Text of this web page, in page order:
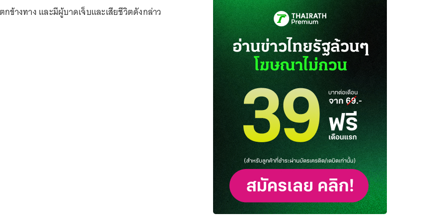
กข้างทาง และมีผู้บาดเจ็บและเสียชีวิตดังกล่าว